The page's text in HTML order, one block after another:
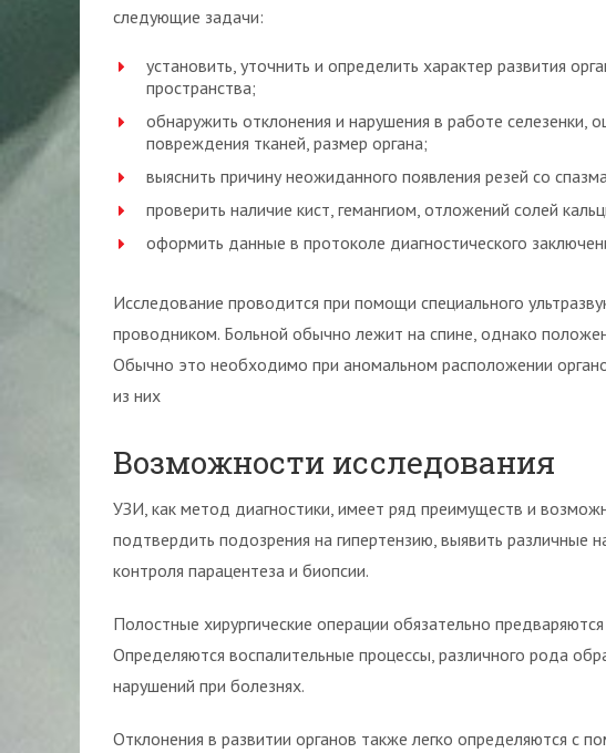
следующие задачи:
установить, уточнить и определить характер развития
пространства;
обнаружить отклонения и нарушения в работе селезенки,
повреждения тканей, размер органа;
выяснить причину неожиданного появления резей со
проверить наличие кист, гемангиом, отложений солей
оформить данные в протоколе диагностического
Исследование проводится при помощи специального
проводником. Больной обычно лежит на спине, однако
Обычно это необходимо при аномальном расположении
из них
Возможности исследования
УЗИ, как метод диагностики, имеет ряд преимуществ и
подтвердить подозрения на гипертензию, выявить различные
контроля парацентеза и биопсии.
Полостные хирургические операции обязательно
Определяются воспалительные процессы, различного рода
нарушений при болезнях.
Отклонения в развитии органов также легко определяются с